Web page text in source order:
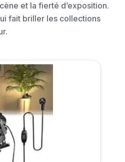
et la fierté d’exposition.
fait briller les collections